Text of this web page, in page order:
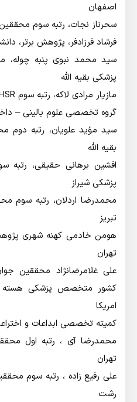
اصفهان
سحرناز نجات،‌ رتبه سوم
فرشاد فرزادفر،‌ پژوهش برتر،‌
سید محمد نبوی پنبه چوله،‌
پزشکی بقیه الله
مازیار مرادی لاکه،‌ رتبه سوم HSR دانشگاه علوم پزشکی تهران
گروه تخصصی علوم بالینی –
سید مؤید علویان،‌ رتبه دوم
بقیه الله
افشین برهانی حقیقی،‌ رتبه
پزشکی شیراز
محمدرضا اردلان،‌ رتبه سوم
تبریز
هومن خادمی کهنه شهری
تهران
علی غلامرضانژاد محققین
کشور متخصص پزشکی هسته
امریکا
کمیته تخصصی ابداعات و
محمدرضا آی ،‌ رتبه اول
تهران
علی رفیع زاده ،‌ رتبه سوم
رشت